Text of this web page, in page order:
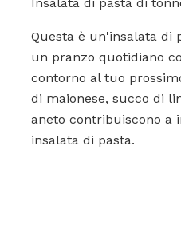
Questa è un'insalata di
un pranzo quotidiano
contorno al tuo
di maionese, succo di
aneto contribuiscono a
insalata di pasta.